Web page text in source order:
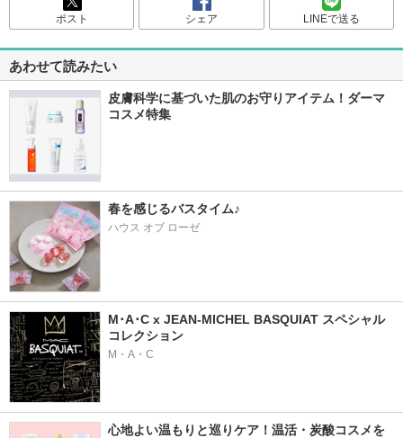
ポスト シェア LINEで送る
あわせて読みたい
皮膚科学に基づいた肌のお守りアイテム！ダーマ
コスメ特集
春を感じるバスタイム♪
ハウス オブ ローゼ
M･A･C x JEAN-MICHEL BASQUIAT スペシャル
コレクション
M・A・C
心地よい温もりと巡りケア！温活・炭酸コスメを